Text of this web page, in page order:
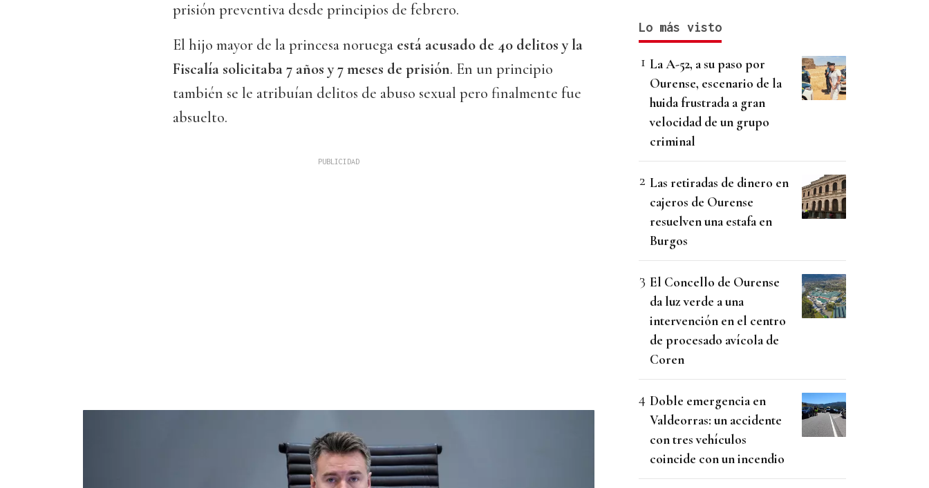
prisión preventiva desde principios de febrero.
El hijo mayor de la princesa noruega está acusado de 40 delitos y la
Fiscalía solicitaba 7 años y 7 meses de prisión. En un principio
también se le atribuían delitos de abuso sexual pero finalmente fue
absuelto.
Lo más visto
La A-52, a su paso por
Ourense, escenario de la
huida frustrada a gran
velocidad de un grupo
criminal
Las retiradas de dinero en
cajeros de Ourense
resuelven una estafa en
Burgos
El Concello de Ourense
da luz verde a una
intervención en el centro
de procesado avícola de
Coren
Doble emergencia en
Valdeorras: un accidente
con tres vehículos
coincide con un incendio